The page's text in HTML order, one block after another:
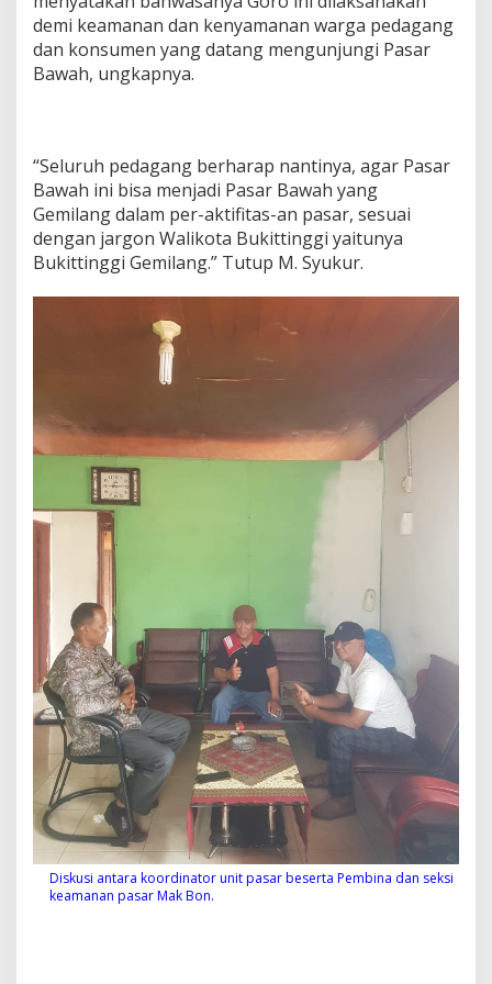
demi keamanan dan kenyamanan warga pedagang
dan konsumen yang datang mengunjungi Pasar
Bawah, ungkapnya.
“Seluruh pedagang berharap nantinya, agar Pasar
Bawah ini bisa menjadi Pasar Bawah yang
Gemilang dalam per-aktifitas-an pasar, sesuai
dengan jargon Walikota Bukittinggi yaitunya
Bukittinggi Gemilang.” Tutup M. Syukur.
Diskusi antara koordinator unit pasar beserta Pembina dan seksi
keamanan pasar Mak Bon.